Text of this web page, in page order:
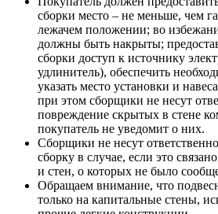
сборки место – не меньше, чем
лежачем положении; во
должны быть накрыты;
сборки доступ к источнику
удлинитель), обеспечить
указать место установки и
при этом сборщики не несут
повреждение скрытых в стене
покупатель не уведомит о них.
Сборщики не несут
сборку в случае, если это
и стен, о которых не было
Обращаем внимание, что
только на капитальные стены,